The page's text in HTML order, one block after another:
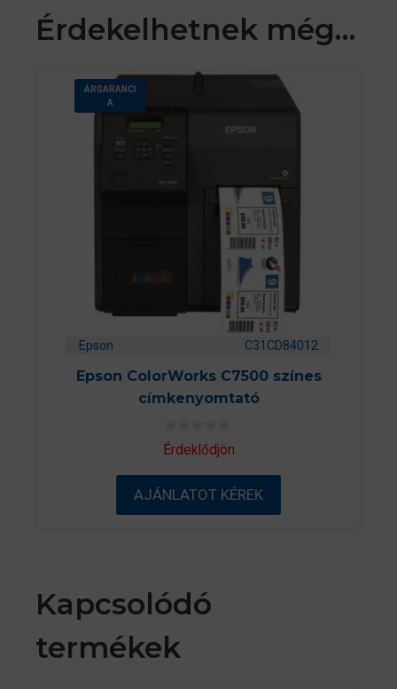
Érdekelhetnek még…
ÁRGARANCI
A
Epson C31CD84012
Epson ColorWorks C7500 színes
címkenyomtató
0
a
-
ő
Érdeklődjön
AJÁNLATOT KÉREK
Kapcsolódó
termékek